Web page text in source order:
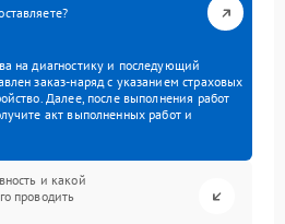
на диагностику и последующий
заказ-наряд с указанием страховых
Далее, после выполнения работ
акт выполненных работ и
и какой
проводить